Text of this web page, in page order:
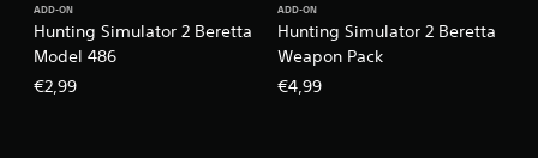
Hunting Simulator 2 Beretta
Model 486
ADD-ON
€2,99
Hunting Simulator 2 Beretta
Weapon Pack
ADD-ON
€4,99